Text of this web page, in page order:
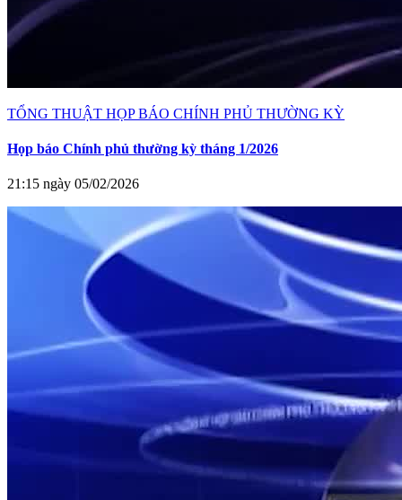
TỔNG THUẬT HỌP BÁO CHÍNH PHỦ THƯỜNG KỲ
Họp báo Chính phủ thường kỳ tháng 1/2026
21:15 ngày 05/02/2026